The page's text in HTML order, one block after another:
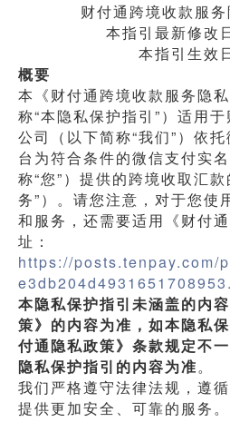
财付通跨境收款服
本指引最新修改
本指引生效
概要
本《财付通跨境收款服务隐
称“本隐私保护指引”）适用
公司（以下简称“我们”）依
台为符合条件的微信支付实
称“您”）提供的跨境收取汇
务”）。请您注意，对于您使
和服务，还需要适用《财付
址：
https://posts.tenpay.com/
本隐私保护指引未涵盖的内
策》的内容为准，如本隐私
付通隐私政策》条款规定不
隐私保护指引的内容为准。
我们严格遵守法律法规，遵
提供更加安全、可靠的服务